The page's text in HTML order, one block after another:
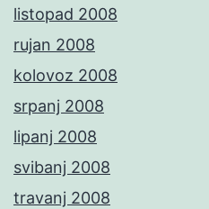
listopad 2008
rujan 2008
kolovoz 2008
srpanj 2008
lipanj 2008
svibanj 2008
travanj 2008